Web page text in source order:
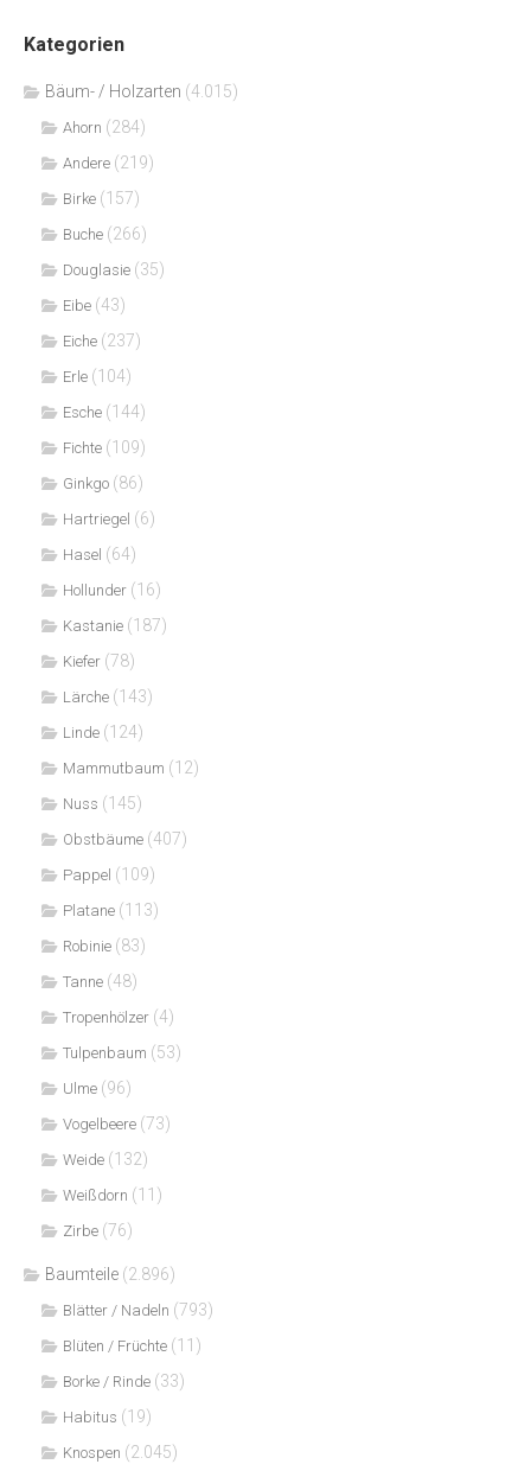
Kategorien
Bäum- / Holzarten (4.015)
Ahorn (284)
Andere (219)
Birke (157)
Buche (266)
Douglasie (35)
Eibe (43)
Eiche (237)
Erle (104)
Esche (144)
Fichte (109)
Ginkgo (86)
Hartriegel (6)
Hasel (64)
Hollunder (16)
Kastanie (187)
Kiefer (78)
Lärche (143)
Linde (124)
Mammutbaum (12)
Nuss (145)
Obstbäume (407)
Pappel (109)
Platane (113)
Robinie (83)
Tanne (48)
Tropenhölzer (4)
Tulpenbaum (53)
Ulme (96)
Vogelbeere (73)
Weide (132)
Weißdorn (11)
Zirbe (76)
Baumteile (2.896)
Blätter / Nadeln (793)
Blüten / Früchte (11)
Borke / Rinde (33)
Habitus (19)
Knospen (2.045)